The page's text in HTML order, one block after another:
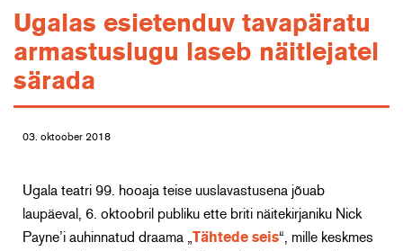
Ugalas esietenduv tavapäratu
armastuslugu laseb näitlejatel
särada
03. oktoober 2018
Ugala teatri 99. hooaja teise uuslavastusena jõuab
laupäeval, 6. oktoobril publiku ette briti näitekirjaniku Nick
Payne’i auhinnatud draama „ Tähtede seis“, mille keskmes